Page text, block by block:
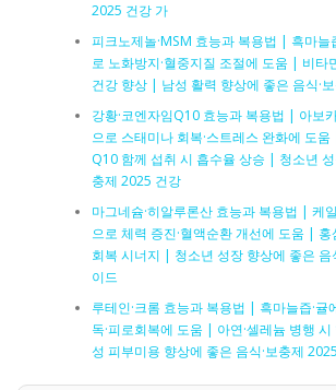
2025 건강 가
피크노제놀·MSM 효능과 복용법 | 흑마늘
로 노화방지·혈중지질 조절에 도움 | 비타
건강 향상 | 남성 활력 향상에 좋은 음식·
강황·코엔자임Q10 효능과 복용법 | 아보
으로 스태미나 회복·스트레스 완화에 도
Q10 함께 섭취 시 흡수율 상승 | 청소년
충제 2025 건강
마그네슘·히알루론산 효능과 복용법 | 케
으로 체력 증진·혈액순환 개선에 도움 | 홍
회복 시너지 | 청소년 성장 향상에 좋은 음
이드
루테인·크롬 효능과 복용법 | 흑마늘즙·귤
독·피로회복에 도움 | 아연·셀레늄 병행
성 피부미용 향상에 좋은 음식·보충제